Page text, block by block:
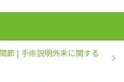
節 | 手術説明外来に関する